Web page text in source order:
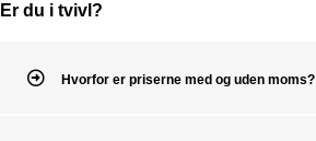
Er du i tvivl?
Hvorfor er priserne med og uden moms?